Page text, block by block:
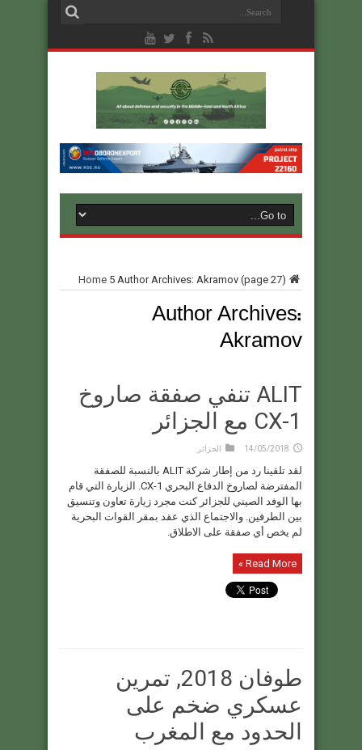
Home 5 Author Archives: Akramov (page 27)
Author Archives:
Akramov
ALIT تنفي صفقة صاروخ
CX-1 مع الجزائر
14/05/2018 الجزائر
لقد تلقينا رد من إطار شركة ALIT بالنسبة للصفقة
المفترضة لصاروخ الدفاع البحري CX-1. الزيارة التي قام
بها الوفد الصيني للجزائر كنت مجرد زيارة تعاون وتنسيق
بين الطرفين. والاجتماع الذي عقد بمقر القوات البحرية
لم يخص أي صفقة على الاطلاق.
Read More »
طوفان 2018, تمرين
عسكري ضخم على
الحدود مع المغرب